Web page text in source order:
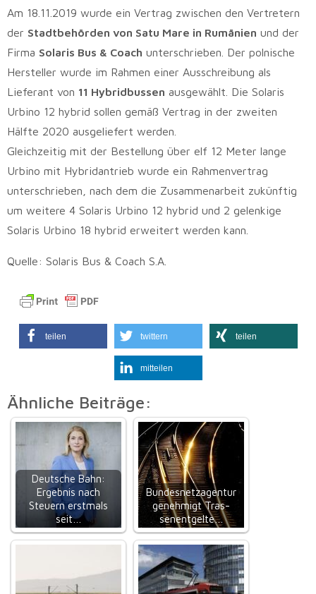
Am 18.11.2019 wurde ein Vertrag zwischen den Vertretern
der Stadtbehörden von Satu Mare in Rumänien und der
Firma Solaris Bus & Coach unterschrieben. Der polnische
Hersteller wurde im Rahmen einer Ausschreibung als
Lieferant von 11 Hybridbussen ausgewählt. Die Solaris
Urbino 12 hybrid sollen gemäß Vertrag in der zweiten
Hälfte 2020 ausgeliefert werden.
Gleichzeitig mit der Bestellung über elf 12 Meter lange
Urbino mit Hybridantrieb wurde ein Rahmenvertrag
unterschrieben, nach dem die Zusammenarbeit zukünftig
um weitere 4 Solaris Urbino 12 hybrid und 2 gelenkige
Solaris Urbino 18 hybrid erweitert werden kann.
Quelle: Solaris Bus & Coach S.A.
teilen twittern teilen
mitteilen
Ähnliche Beiträge:
Deutsche Bahn:
Ergebnis nach
Steuern erstmals
seit…
Bundesnetzagentur
ge­neh­migt Tras­
senent­gel­te…